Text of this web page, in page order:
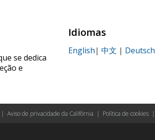
se dedica
e
Idiomas
English| 中文 | Deutsch
| Aviso de privacidade da Califórnia | Política de cookies |